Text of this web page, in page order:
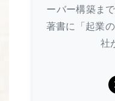
ーバー構築ま
著書に「起業
社